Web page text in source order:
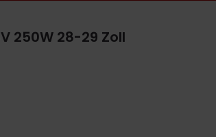
250W 28-29 Zoll